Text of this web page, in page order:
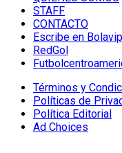
STAFF
CONTACTO
Escribe en Bolavip
RedGol
Términos y
Políticas de
Política Editorial
Ad Choices